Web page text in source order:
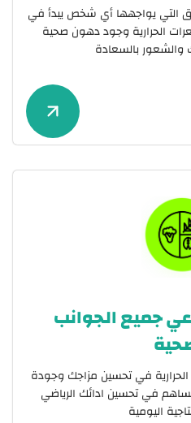
التي يواجهها أي شخص يبدأ في
الحرارية وجود دهون صحية
بالسعادة
جميع الجوانب
في تحسين مزاجك وجودة
في تحسين ادائك الرياضي
اليومية